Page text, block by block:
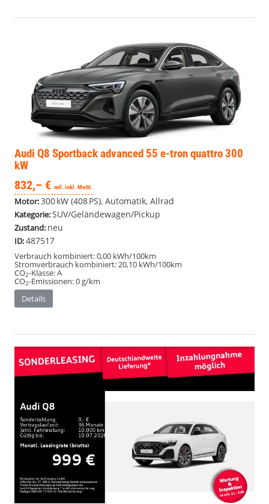
Audi Q8 Sportback advanced 55 e-tron quattro 300
kW
832,– € mtl. inkl. MwSt.
Motor:300 kW (408 PS), Automatik, Allrad
Kategorie:SUV/Geländewagen/Pickup
Zustand: neu
ID:487517
Verbrauch kombiniert:0,00 kWh/100km
Stromverbrauch kombiniert:20,10 kWh/100km
CO2-Klasse:A
CO2-Emissionen:0 g/km
Details